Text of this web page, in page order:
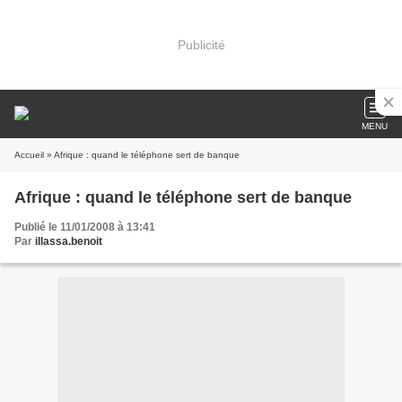
Publicité
MENU
Accueil » Afrique : quand le téléphone sert de banque
Afrique : quand le téléphone sert de banque
Publié le 11/01/2008 à 13:41
Par illassa.benoit